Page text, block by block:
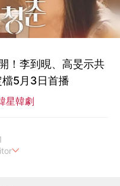
！李到晛、高旻示共
5月3日首播
星韓劇